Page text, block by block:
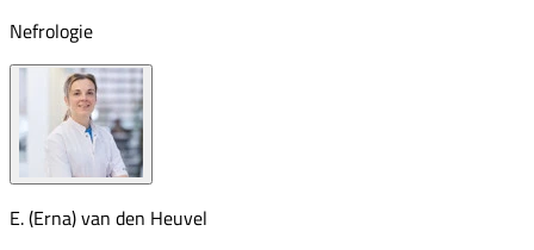
Nefrologie
E. (Erna) van den Heuvel